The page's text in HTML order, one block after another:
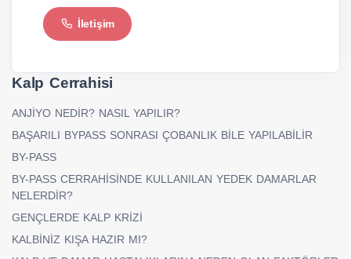
İletişim
Kalp Cerrahisi
ANJİYO NEDİR? NASIL YAPILIR?
BAŞARILI BYPASS SONRASI ÇOBANLIK BİLE YAPILABİLİR
BY-PASS
BY-PASS CERRAHİSİNDE KULLANILAN YEDEK DAMARLAR
NELERDİR?
GENÇLERDE KALP KRİZİ
KALBİNİZ KIŞA HAZIR MI?